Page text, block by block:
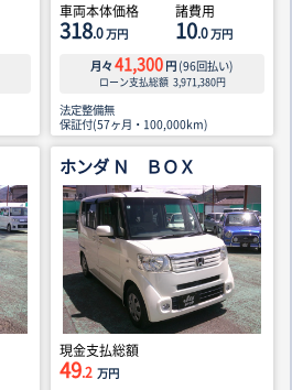
車両本体価格
318.0万円
諸費用
10.0万円
月々 41,300 円 (96回払い)
ローン支払総額 3,971,380円
法定整備無
保証付(57ヶ月・100,000km)
ホンダ Ｎ ＢＯＸ
現金支払総額
49.2 万円